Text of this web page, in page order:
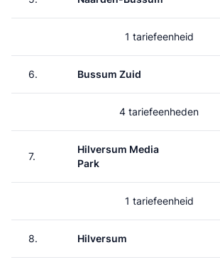
1 tariefeenheid
6. Bussum Zuid
4 tariefeenheden
7.
Hilversum Media
Park
1 tariefeenheid
8. Hilversum